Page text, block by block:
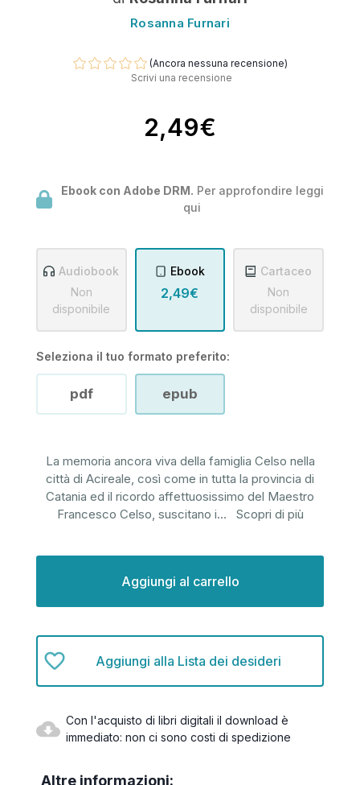
Rosanna Furnari
(Ancora nessuna recensione)
Scrivi una recensione
2,49€
Ebook con Adobe DRM. Per approfondire leggi
qui
Audiobook
Non
disponibile
Ebook
2,49€
Cartaceo
Non
disponibile
Seleziona il tuo formato preferito:
pdf epub
La memoria ancora viva della famiglia Celso nella
città di Acireale, così come in tutta la provincia di
Catania ed il ricordo affettuosissimo del Maestro
Francesco Celso, suscitano i... Scopri di più
Aggiungi alla Lista dei desideri
Con l'acquisto di libri digitali il download è
immediato: non ci sono costi di spedizione
Altre informazioni: